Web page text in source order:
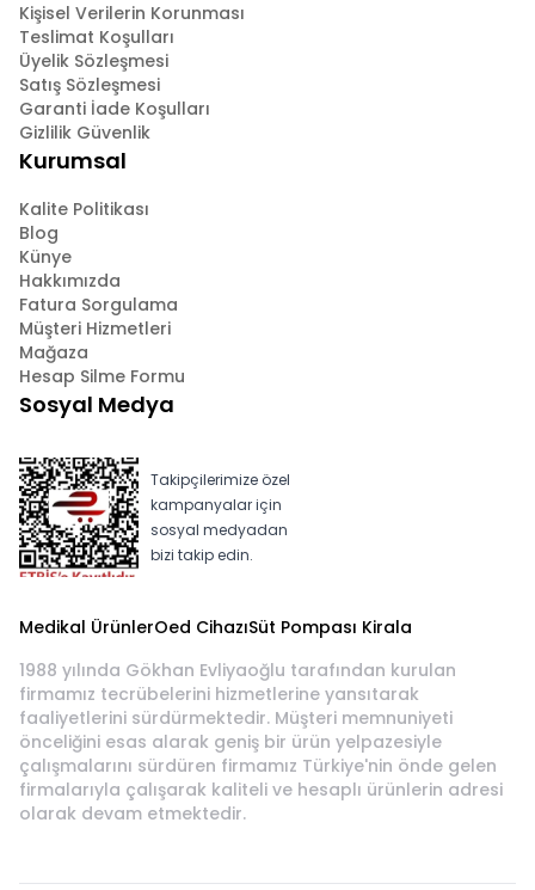
Kişisel Verilerin Korunması
Teslimat Koşulları
Üyelik Sözleşmesi
Satış Sözleşmesi
Garanti İade Koşulları
Gizlilik Güvenlik
Kurumsal
Kalite Politikası
Blog
Künye
Hakkımızda
Fatura Sorgulama
Müşteri Hizmetleri
Mağaza
Hesap Silme Formu
Sosyal Medya
Takipçilerimize özel
kampanyalar için
sosyal medyadan
bizi takip edin.
Medikal ÜrünlerOed CihazıSüt Pompası Kirala
1988 yılında Gökhan Evliyaoğlu tarafından kurulan
firmamız tecrübelerini hizmetlerine yansıtarak
faaliyetlerini sürdürmektedir. Müşteri memnuniyeti
önceliğini esas alarak geniş bir ürün yelpazesiyle
çalışmalarını sürdüren firmamız Türkiye'nin önde gelen
firmalarıyla çalışarak kaliteli ve hesaplı ürünlerin adresi
olarak devam etmektedir.